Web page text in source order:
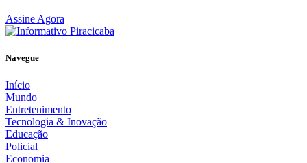
Assine Agora
Navegue
Início
Mundo
Entretenimento
Tecnologia & Inovação
Educação
Policial
Economia